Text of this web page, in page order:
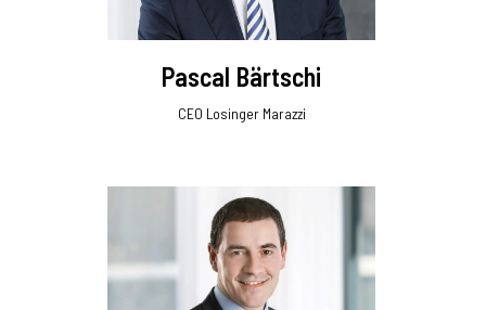
Pascal Bärtschi
CEO Losinger Marazzi